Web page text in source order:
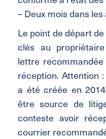
– Deux mois dans
Le point de départ
clés au
lettre
réception. Attention
a été créée en
être source de
conteste avoir
courrier